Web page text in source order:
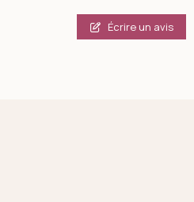
Écrire un avis